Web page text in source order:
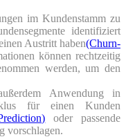
im Kundenstamm zu
identifiziert
Austritt haben(Churn-
können rechtzeitig
werden, um den
Anwendung in
für einen Kunden
oder passende
vorschlagen.